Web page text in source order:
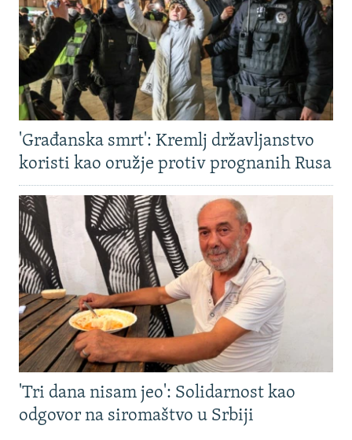
'Građanska smrt': Kremlj državljanstvo
koristi kao oružje protiv prognanih Rusa
'Tri dana nisam jeo': Solidarnost kao
odgovor na siromaštvo u Srbiji